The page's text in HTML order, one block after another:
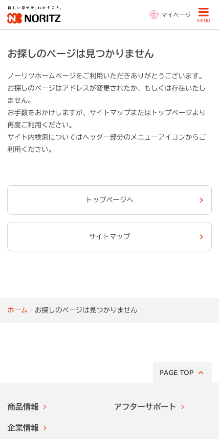
マイページ
MENU
ホーム お探しのページは見つかりません
お探しのページは見つかりません
ノーリツホームページをご利用いただきありがとうございます。
お探しのページはアドレスが変更されたか、もしくは存在いたし
ません。
お手数をおかけしますが、サイトマップまたはトップページより
再度ご利用ください。
サイト内検索についてはヘッダー部分の メニューアイコンからご
利用ください。
トップページへ
サイトマップ
PAGE TOP
商品情報 アフターサポート
企業情報